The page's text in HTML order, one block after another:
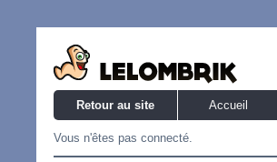
Retour au site Accueil
Vous n'êtes pas connecté.